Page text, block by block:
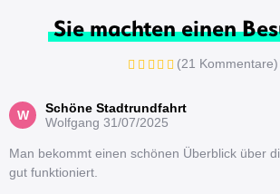
Sie machten einen
(21 Kommentare)
W
Schöne Stadtrundfahrt
Wolfgang 31/07/2025
Man bekommt einen schönen Überblick über
gut funktioniert.